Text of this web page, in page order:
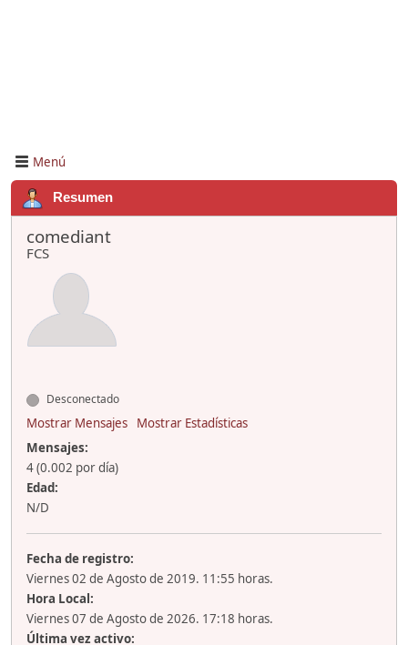
Menú
Resumen
comediant
FCS
Desconectado
Mostrar Mensajes
Mostrar Estadísticas
Mensajes:
4 (0.002 por día)
Edad:
N/D
Fecha de registro:
Viernes 02 de Agosto de 2019. 11:55 horas.
Hora Local:
Viernes 07 de Agosto de 2026. 17:18 horas.
Última vez activo: